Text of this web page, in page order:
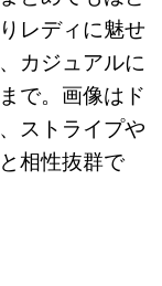
レディに魅せ
カジュアルに
で。画像はド
ストライプや
相性抜群で